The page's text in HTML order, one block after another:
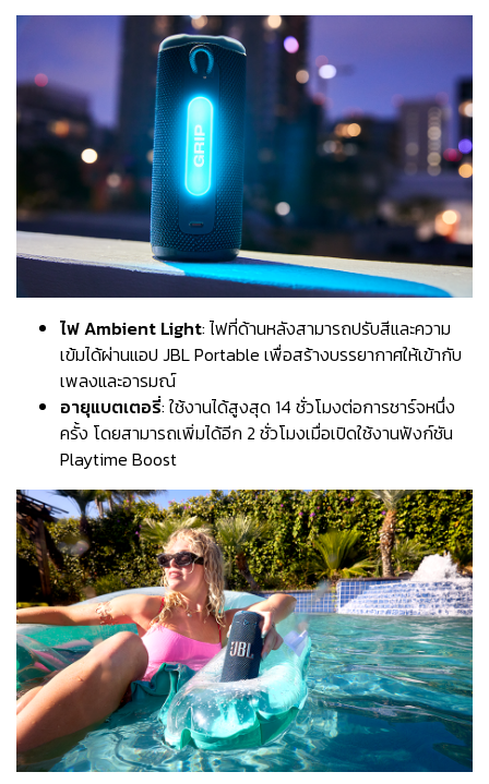
ไฟ Ambient Light: ไฟที่ด้านหลังสามารถปรับสีและความ
เข้มได้ผ่านแอป JBL Portable เพื่อสร้างบรรยากาศให้เข้ากับ
เพลงและอารมณ์
อายุแบตเตอรี่: ใช้งานได้สูงสุด 14 ชั่วโมงต่อการชาร์จหนึ่ง
ครั้ง โดยสามารถเพิ่มได้อีก 2 ชั่วโมงเมื่อเปิดใช้งานฟังก์ชัน
Playtime Boost